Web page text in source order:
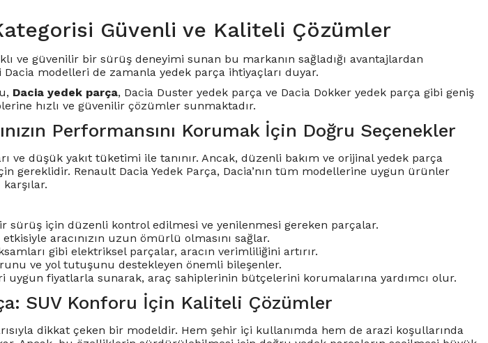
Güvenli ve Kaliteli Çözümler
ve güvenilir bir sürüş deneyimi sunan bu markanın sağladığı avantajlardan
modelleri de zamanla yedek parça ihtiyaçları duyar.
Dacia yedek parça, Dacia Duster yedek parça ve Dacia Dokker yedek parça gibi geniş
hızlı ve güvenilir çözümler sunmaktadır.
Performansını Korumak İçin Doğru Seçenekler
ve düşük yakıt tüketimi ile tanınır. Ancak, düzenli bakım ve orijinal yedek parça
gereklidir. Renault Dacia Yedek Parça, Dacia’nın tüm modellerine uygun ürünler
sürüş için düzenli kontrol edilmesi ve yenilenmesi gereken parçalar.
etkisiyle aracınızın uzun ömürlü olmasını sağlar.
gibi elektriksel parçalar, aracın verimliliğini artırır.
ve yol tutuşunu destekleyen önemli bileşenler.
uygun fiyatlarla sunarak, araç sahiplerinin bütçelerini korumalarına yardımcı olur.
SUV Konforu İçin Kaliteli Çözümler
dikkat çeken bir modeldir. Hem şehir içi kullanımda hem de arazi koşullarında